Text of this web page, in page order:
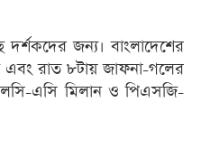
জন্য। বাংলাদেশের
এবং রাত ৮টায় জাফনা-গলের
এসি মিলান ও পিএসজি-